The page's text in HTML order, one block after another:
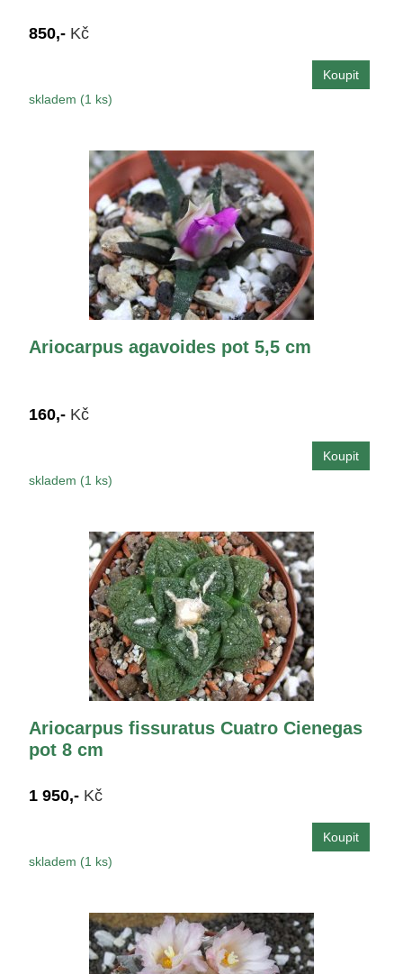
850,- Kč
skladem (1 ks)
Ariocarpus agavoides pot 5,5 cm
160,- Kč
skladem (1 ks)
Ariocarpus fissuratus Cuatro Cienegas
pot 8 cm
1 950,- Kč
skladem (1 ks)